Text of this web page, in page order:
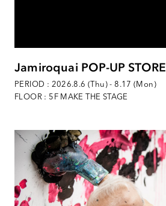
Jamiroquai POP-UP
PERIOD : 2026.8.6 (Thu) - 8.17 (Mon)
FLOOR : 5F MAKE THE STAGE